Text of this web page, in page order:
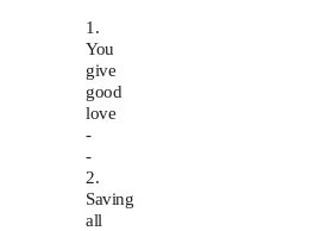
1.
You
give
good
love
-
-
2.
Saving
all